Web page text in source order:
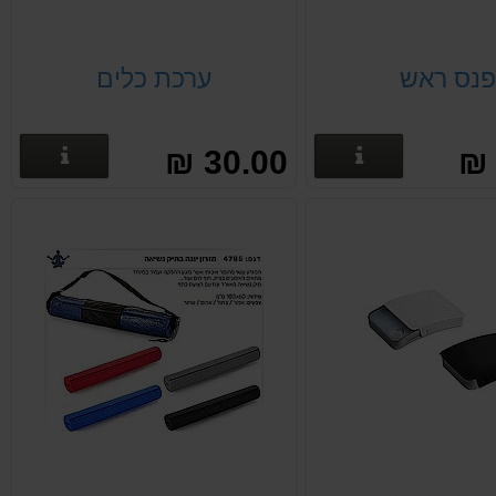
פנס ראש
פרטים נוספים
ערכת כלים
30.00 ₪